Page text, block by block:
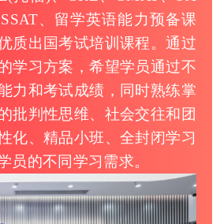
、留学英语能力预备课
质出国考试培训课程。通过
学习方案，希望学员通过不
力和考试成绩，同时熟练掌
批判性思维、社会交往和团
化、精品小班、全封闭学习
员的不同学习需求。